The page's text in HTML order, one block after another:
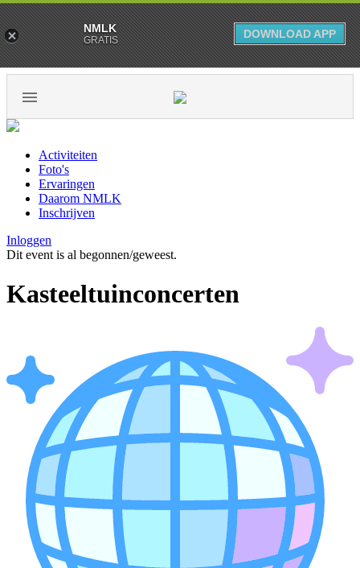
Activiteiten
Foto's
Ervaringen
Daarom NMLK
Inschrijven
Inloggen
Dit event is al begonnen/geweest.
Kasteeltuinconcerten
NMLK
GRATIS DOWNLOAD APP